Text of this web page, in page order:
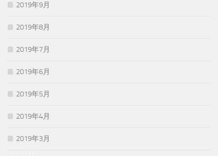
2019年9月
2019年8月
2019年7月
2019年6月
2019年5月
2019年4月
2019年3月